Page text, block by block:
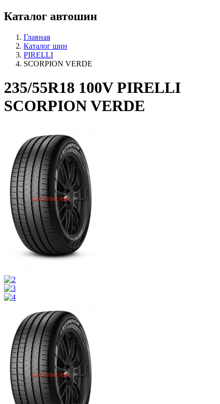
Каталог автошин
Главная
Каталог шин
PIRELLI
SCORPION VERDE
235/55R18 100V PIRELLI
SCORPION VERDE